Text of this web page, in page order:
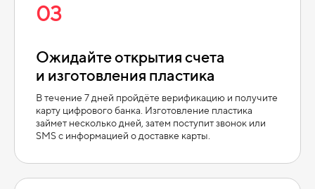
03
Ожидайте открытия счета
и изготовления пластика
В течение 7 дней пройдёте верификацию и получите
карту цифрового банка. Изготовление пластика
займет несколько дней, затем поступит звонок или
SMS с информацией о доставке карты.